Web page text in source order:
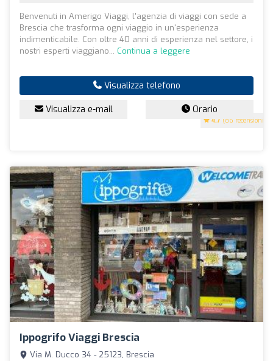
4.7 (86 recensioni)
Benvenuti in Amerigo Viaggi, l'agenzia di viaggi con sede a
Brescia che trasforma ogni viaggio in un'esperienza
indimenticabile. Con oltre 40 anni di esperienza nel settore, i
nostri esperti viaggiano... Continua a leggere
Visualizza telefono
Visualizza e-mail Orario
Ippogrifo Viaggi Brescia
Via M. Ducco 34 - 25123, Brescia